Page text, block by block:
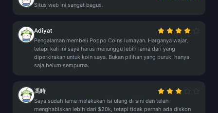
Situs web ini sangat bagus.
Adiyat
Pengalaman membeli Poppo Coins lumayan. Harganya wajar,
tetapi kali ini saya harus menunggu lebih lama dari yang
diperkirakan untuk koin saya. Bukan pilihan yang buruk, hanya
saja belum sempurna.
馮時
Saya sudah lama melakukan isi ulang di sini dan telah
menghabiskan lebih dari $20k, tetapi tidak pernah ada diskon